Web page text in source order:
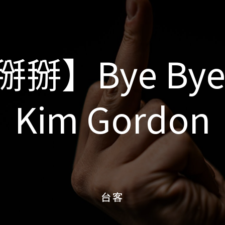
掰】Bye
Kim Gordon
台客
掰】Bye
Kim Gordon
台客